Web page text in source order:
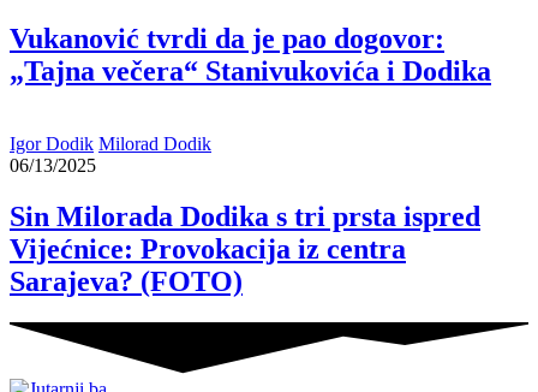
Vukanović tvrdi da je pao dogovor:
„Tajna večera“ Stanivukovića i Dodika
Igor Dodik Milorad Dodik
06/13/2025
Sin Milorada Dodika s tri prsta ispred
Vijećnice: Provokacija iz centra
Sarajeva? (FOTO)